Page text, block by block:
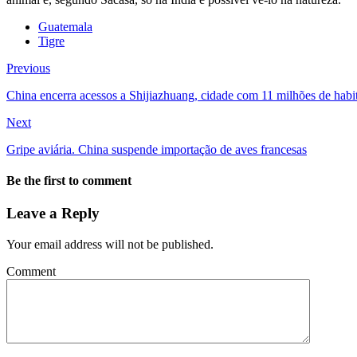
Guatemala
Tigre
Previous
China encerra acessos a Shijiazhuang, cidade com 11 milhões de
Next
Gripe aviária. China suspende importação de aves francesas
Be the first to comment
Leave a Reply
Your email address will not be published.
Comment